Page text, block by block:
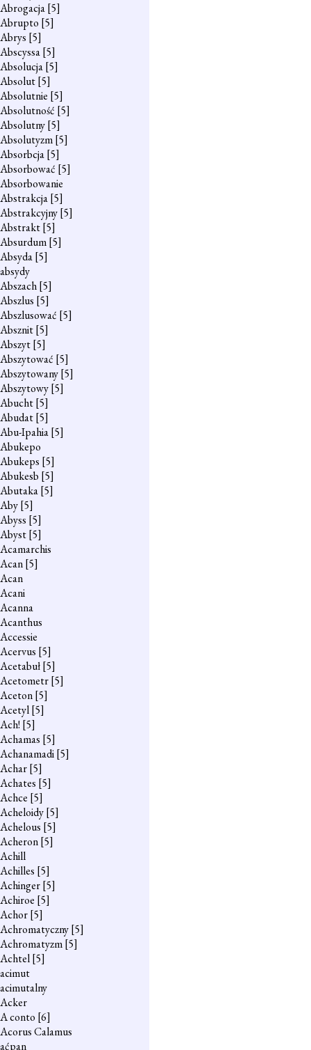
Abrogacja[5]
Abrupto [5]
Abrys [5]
Abscyssa[5]
Absolucja[5]
Absolut[5]
Absolutnie [5]
Absolutność [5]
Absolutny[5]
Absolutyzm[5]
Absorbcja[5]
Absorbować [5]
Absorbowanie
Abstrakcja[5]
Abstrakcyjny[5]
Abstrakt[5]
Absurdum[5]
Absyda[5]
absydy
Abszach[5]
Abszlus [5]
Abszlusować [5]
Absznit[5]
Abszyt[5]
Abszytować [5]
Abszytowany[5]
Abszytowy[5]
Abucht[5]
Abudat[5]
Abu-Ipahia[5]
Abukepo
Abukeps [5]
Abukesb [5]
Abutaka[5]
Aby[5]
Abyss [5]
Abyst[5]
Acamarchis
Acan[5]
Acan
Acani
Acanna
Acanthus
Accessie
Acervus [5]
Acetabuł[5]
Acetometr[5]
Aceton[5]
Acetyl[5]
Ach! [5]
Achamas [5]
Achanamadi[5]
Achar[5]
Achates [5]
Achce [5]
Acheloidy[5]
Achelous [5]
Acheron[5]
Achill
Achilles [5]
Achinger[5]
Achiroe [5]
Achor[5]
Achromatyczny[5]
Achromatyzm[5]
Achtel[5]
acimut
acimutalny
Acker
A conto [6]
Acorus Calamus
aćpan